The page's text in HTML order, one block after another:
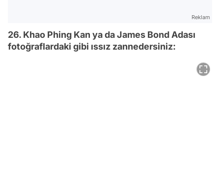
Reklam
26. Khao Phing Kan ya da James Bond Adası
fotoğraflardaki gibi ıssız zannedersiniz: